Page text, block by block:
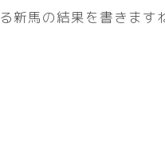
新馬の結果を書きます